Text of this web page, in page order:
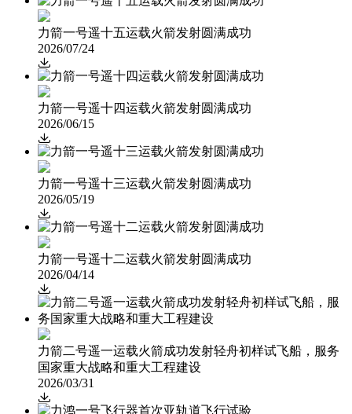
力箭一号遥十五运载火箭发射圆满成功
2026/07/24

力箭一号遥十四运载火箭发射圆满成功
2026/06/15

力箭一号遥十三运载火箭发射圆满成功
2026/05/19

力箭一号遥十二运载火箭发射圆满成功
2026/04/14

力箭二号遥一运载火箭成功发射轻舟初样试飞船，服务
国家重大战略和重大工程建设
2026/03/31
